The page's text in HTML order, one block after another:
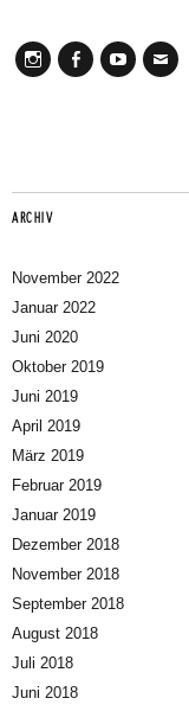
ARCHIV
November 2022
Januar 2022
Juni 2020
Oktober 2019
Juni 2019
April 2019
März 2019
Februar 2019
Januar 2019
Dezember 2018
November 2018
September 2018
August 2018
Juli 2018
Juni 2018